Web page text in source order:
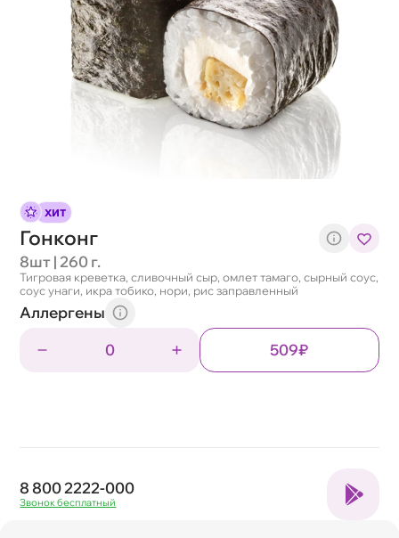
ХИТ
Гонконг
8шт | 260 г.
Тигровая креветка, сливочный сыр, омлет тамаго, сырный соус,
соус унаги, икра тобико, нори, рис заправленный
Аллергены
0
509₽
8 800 2222-000
Звонок бесплатный